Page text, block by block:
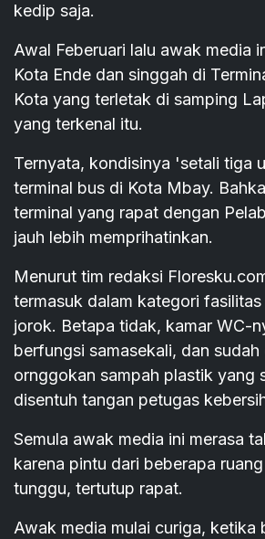
kedip saja.
Awal Feberuari lalu awak media
Kota Ende dan singgah di
Kota yang terletak di samping
yang terkenal itu.
Ternyata, kondisinya 'setali tiga
terminal bus di Kota Mbay.
terminal yang rapat dengan
jauh lebih memprihatinkan.
Menurut tim redaksi
termasuk dalam kategori
jorok. Betapa tidak, kamar WC-
berfungsi samasekali, dan sudah
ornggokan sampah plastik yang
disentuh tangan petugas
Semula awak media ini merasa
karena pintu dari beberapa
tunggu, tertutup rapat.
Awak media mulai curiga, ketika